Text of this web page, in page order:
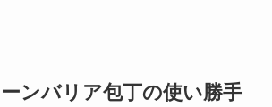
ンバリア包丁の使い勝手